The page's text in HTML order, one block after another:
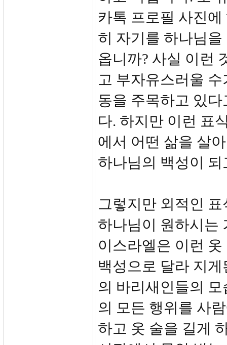
카톡 프로필 사진
히 자기를 하나님
옵니까? 사실 이런
고 부자유스러울
동을 주목하고 있
다. 하지만 이런 표
에서 어떤 삶을 살
하나님의 백성이
그렇지만 외적인
하나님이 원하시는
이스라엘은 이런
백성으로 달라 지
의 바리새인들의
의 모든 행위를 사
하고 옷 술을 길게